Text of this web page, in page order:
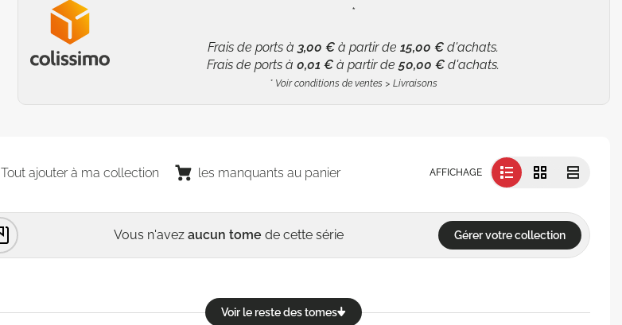
*
Frais de ports à3,00 € à partir de15,00 € d'achats.
Frais de ports à0,01 € à partir de50,00 € d'achats.
* Voir conditions de ventes > Livraisons
Tout ajouter à ma collection les manquants au panier AFFICHAGE
Vous n'avez aucun tome de cette série Gérer votre collection
Voir le reste des tomes